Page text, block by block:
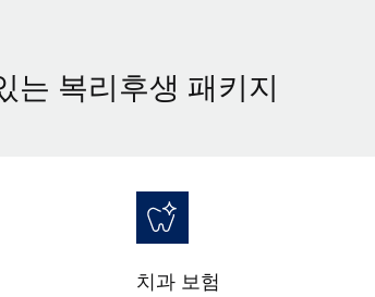
는 복리후생 패키지
치과 보험